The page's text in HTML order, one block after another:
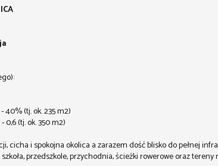
(tj. ok. 235 m2)
(tj. ok. 350 m2)
cicha i spokojna okolica a zarazem dość blisko do pełnej
przedszkole, przychodnia, ścieżki rowerowe oraz tereny